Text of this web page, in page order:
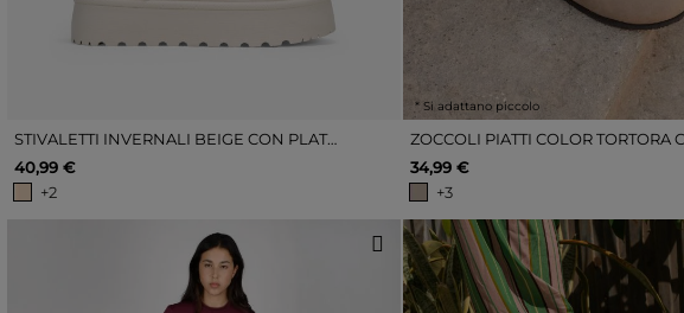
STIVALETTI INVERNALI BEIGE CON PLATEAU
40,99 €
+2
* Si adattano piccolo
34,99 €
+3